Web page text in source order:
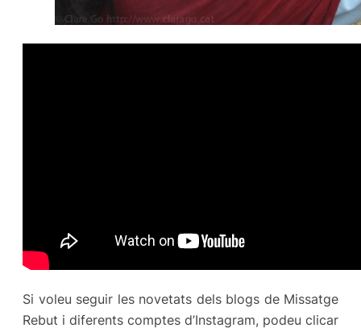
Si voleu seguir les novetats dels blogs de Missatge
Rebut i diferents comptes d’Instagram, podeu clicar